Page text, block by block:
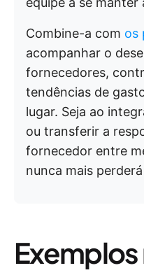
Combine-a com os
acompanhar o
fornecedores,
tendências de
lugar. Seja ao
ou transferir a
fornecedor entre
nunca mais
Exemplos